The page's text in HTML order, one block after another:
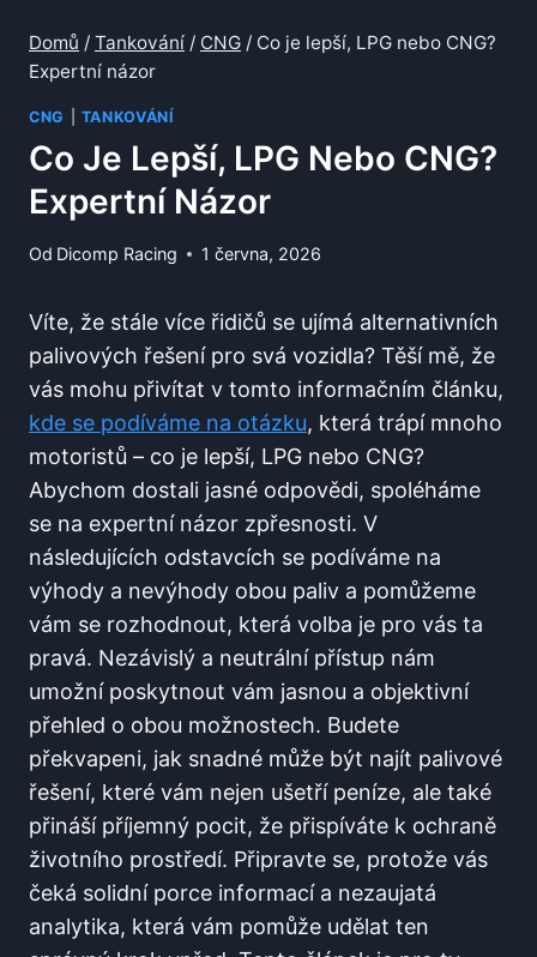
Domů / Tankování / CNG / Co je lepší, LPG nebo CNG?
Expertní názor
CNG TANKOVÁNÍ
Co Je Lepší, LPG Nebo CNG?
Expertní Názor
Od Dicomp Racing 1 června, 2026
Víte, že stále více řidičů se ujímá alternativních
palivových řešení pro svá vozidla? Těší mě, že
vás mohu přivítat v tomto informačním článku,
kde se podíváme na otázku, která trápí mnoho
motoristů – co je lepší, LPG nebo CNG?
Abychom dostali jasné odpovědi, spoléháme
se na expertní názor zpřesnosti. V
následujících odstavcích se podíváme na
výhody a nevýhody obou paliv a pomůžeme
vám se rozhodnout, která volba je pro vás ta
pravá. Nezávislý a neutrální přístup nám
umožní poskytnout vám jasnou a objektivní
přehled o obou možnostech. Budete
překvapeni, jak snadné může být najít palivové
řešení, které vám nejen ušetří peníze, ale také
přináší příjemný pocit, že přispíváte k ochraně
životního prostředí. Připravte se, protože vás
čeká solidní porce informací a nezaujatá
analytika, která vám pomůže udělat ten